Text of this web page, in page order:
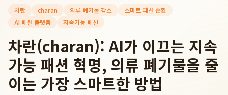
차란 charan 의류 폐기물 감소
스마트 패션 순환
AI 패션 플랫폼
지속가능 패션
차란(charan): AI가 이끄는 지속
가능 패션 혁명, 의류 폐기물을 줄
이는 가장 스마트한 방법